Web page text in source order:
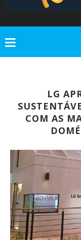
LG
COM AS